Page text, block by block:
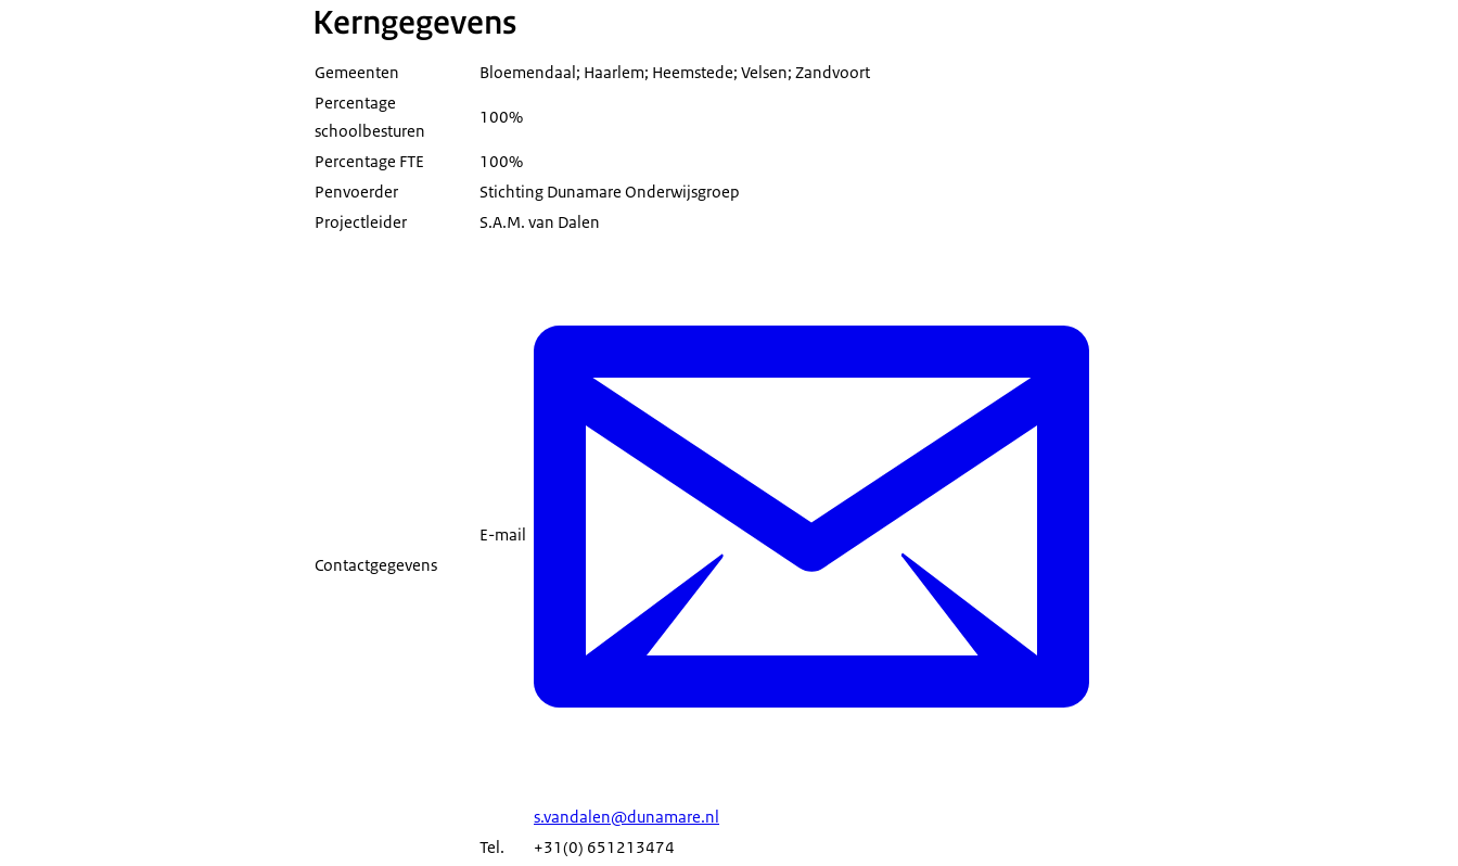
Kerngegevens
Gemeenten
Bloemendaal; Haarlem; Heemstede; Velsen; Zandvoort
Percentage
schoolbesturen
100%
Percentage FTE
100%
Penvoerder
Stichting Dunamare Onderwijsgroep
Projectleider
S.A.M. van Dalen
Contactgegevens
E-mail
s.vandalen@dunamare.nl
Tel.
+31(0) 651213474